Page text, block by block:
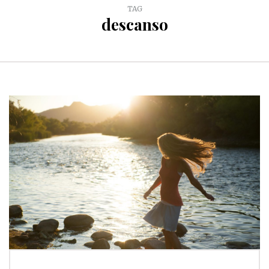
TAG
descanso